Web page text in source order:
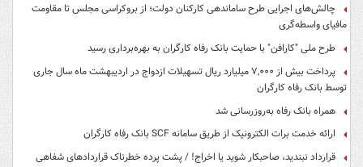
چالش‌های اجرایی طرح ساماندهی کارکنان دولت؛ از بروکراسی مجلس تا مقاومت
مافیای واسطه‌گری
طرح ملی "کارافن" با حمایت بانک رفاه کارگران به بهره‌برداری رسید
پرداخت بیش از ۷,۰۰۰ میلیارد ریال تسهیلات ازدواج در اردیبهشت ماه سال جاری
توسط بانک رفاه کارگران
همراه بانک رفاه به‌روزرسانی شد
ارائه خدمت برات الکترونیک از طریق سامانه SCF بانک رفاه کارگران
قرارداد نبندید، صاحبکار شوید یا اخراج! / پشت پرده خطرناک قراردادهای شفاهی